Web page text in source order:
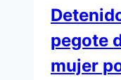
pegote
mujer